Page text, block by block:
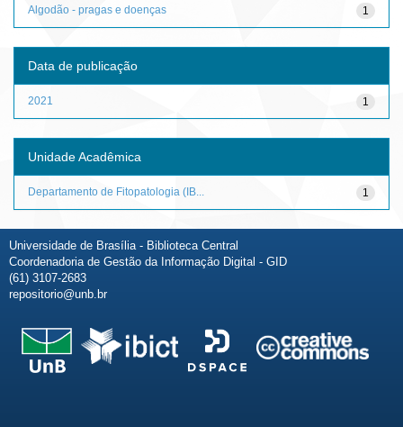
1
Algodão - pragas e doenças
Data de publicação
1
2021
Unidade Acadêmica
1
Departamento de Fitopatologia (IB...
Universidade de Brasília - Biblioteca Central
Coordenadoria de Gestão da Informação Digital - GID
(61) 3107-2683
repositorio@unb.br